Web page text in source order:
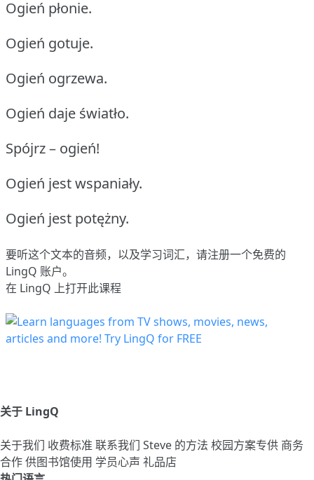
Ogień płonie.
Ogień gotuje.
Ogień ogrzewa.
Ogień daje światło.
Spójrz – ogień!
Ogień jest wspaniały.
Ogień jest potężny.
要听这个文本的音频，以及学习词汇，请注册一个免费的
LingQ 账户。
在 LingQ 上打开此课程
关于 LingQ
关于我们 收费标准 联系我们 Steve 的方法 校园方案专供 商务
合作供图书馆使用 学员心声 礼品店